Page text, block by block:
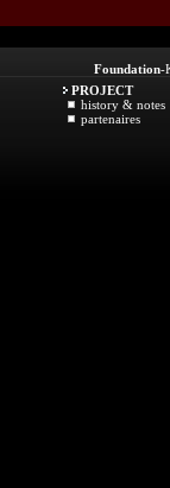
Foundation-
PROJECT
history & notes
partenaires